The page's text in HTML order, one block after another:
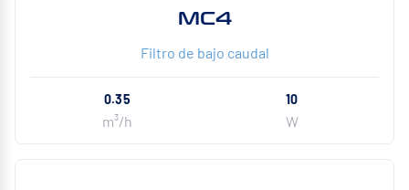
MC4
Filtro de bajo caudal
0.35
m³/h
10
W